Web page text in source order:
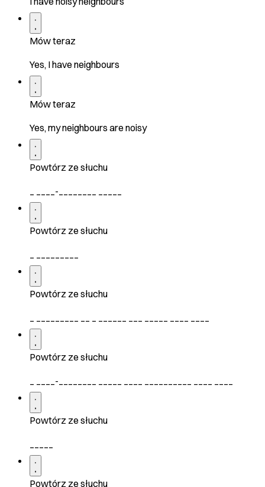
Mów teraz
Yes, I have neighbours
Mów teraz
Yes, my neighbours are noisy
Powtórz ze słuchu
_ ____-________ _____
Powtórz ze słuchu
Powtórz ze słuchu
Powtórz ze słuchu
_ ____-________ _____ ____ __________ ____ ____
Powtórz ze słuchu
Powtórz ze słuchu